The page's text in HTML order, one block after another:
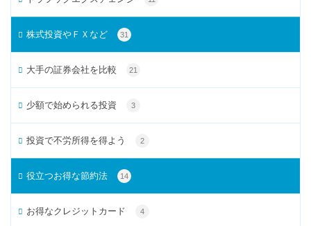
株式投資やＦＸなど 31
大手の証券会社を比較 21
少額で始められる投資 3
投資で不労所得を得よう 2
役立つお得な節約法 14
お得なクレジットカード 4